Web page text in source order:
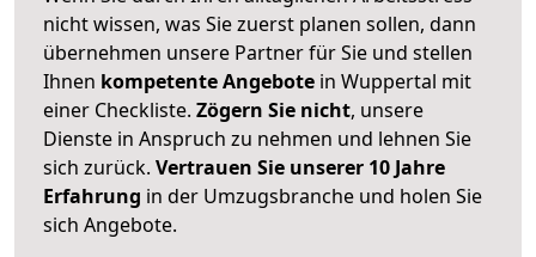
nicht wissen, was Sie zuerst planen sollen, dann
übernehmen unsere Partner für Sie und stellen
Ihnen kompetente Angebote in Wuppertal mit
einer Checkliste. Zögern Sie nicht, unsere
Dienste in Anspruch zu nehmen und lehnen Sie
sich zurück. Vertrauen Sie unserer 10 Jahre
Erfahrung in der Umzugsbranche und holen Sie
sich Angebote.